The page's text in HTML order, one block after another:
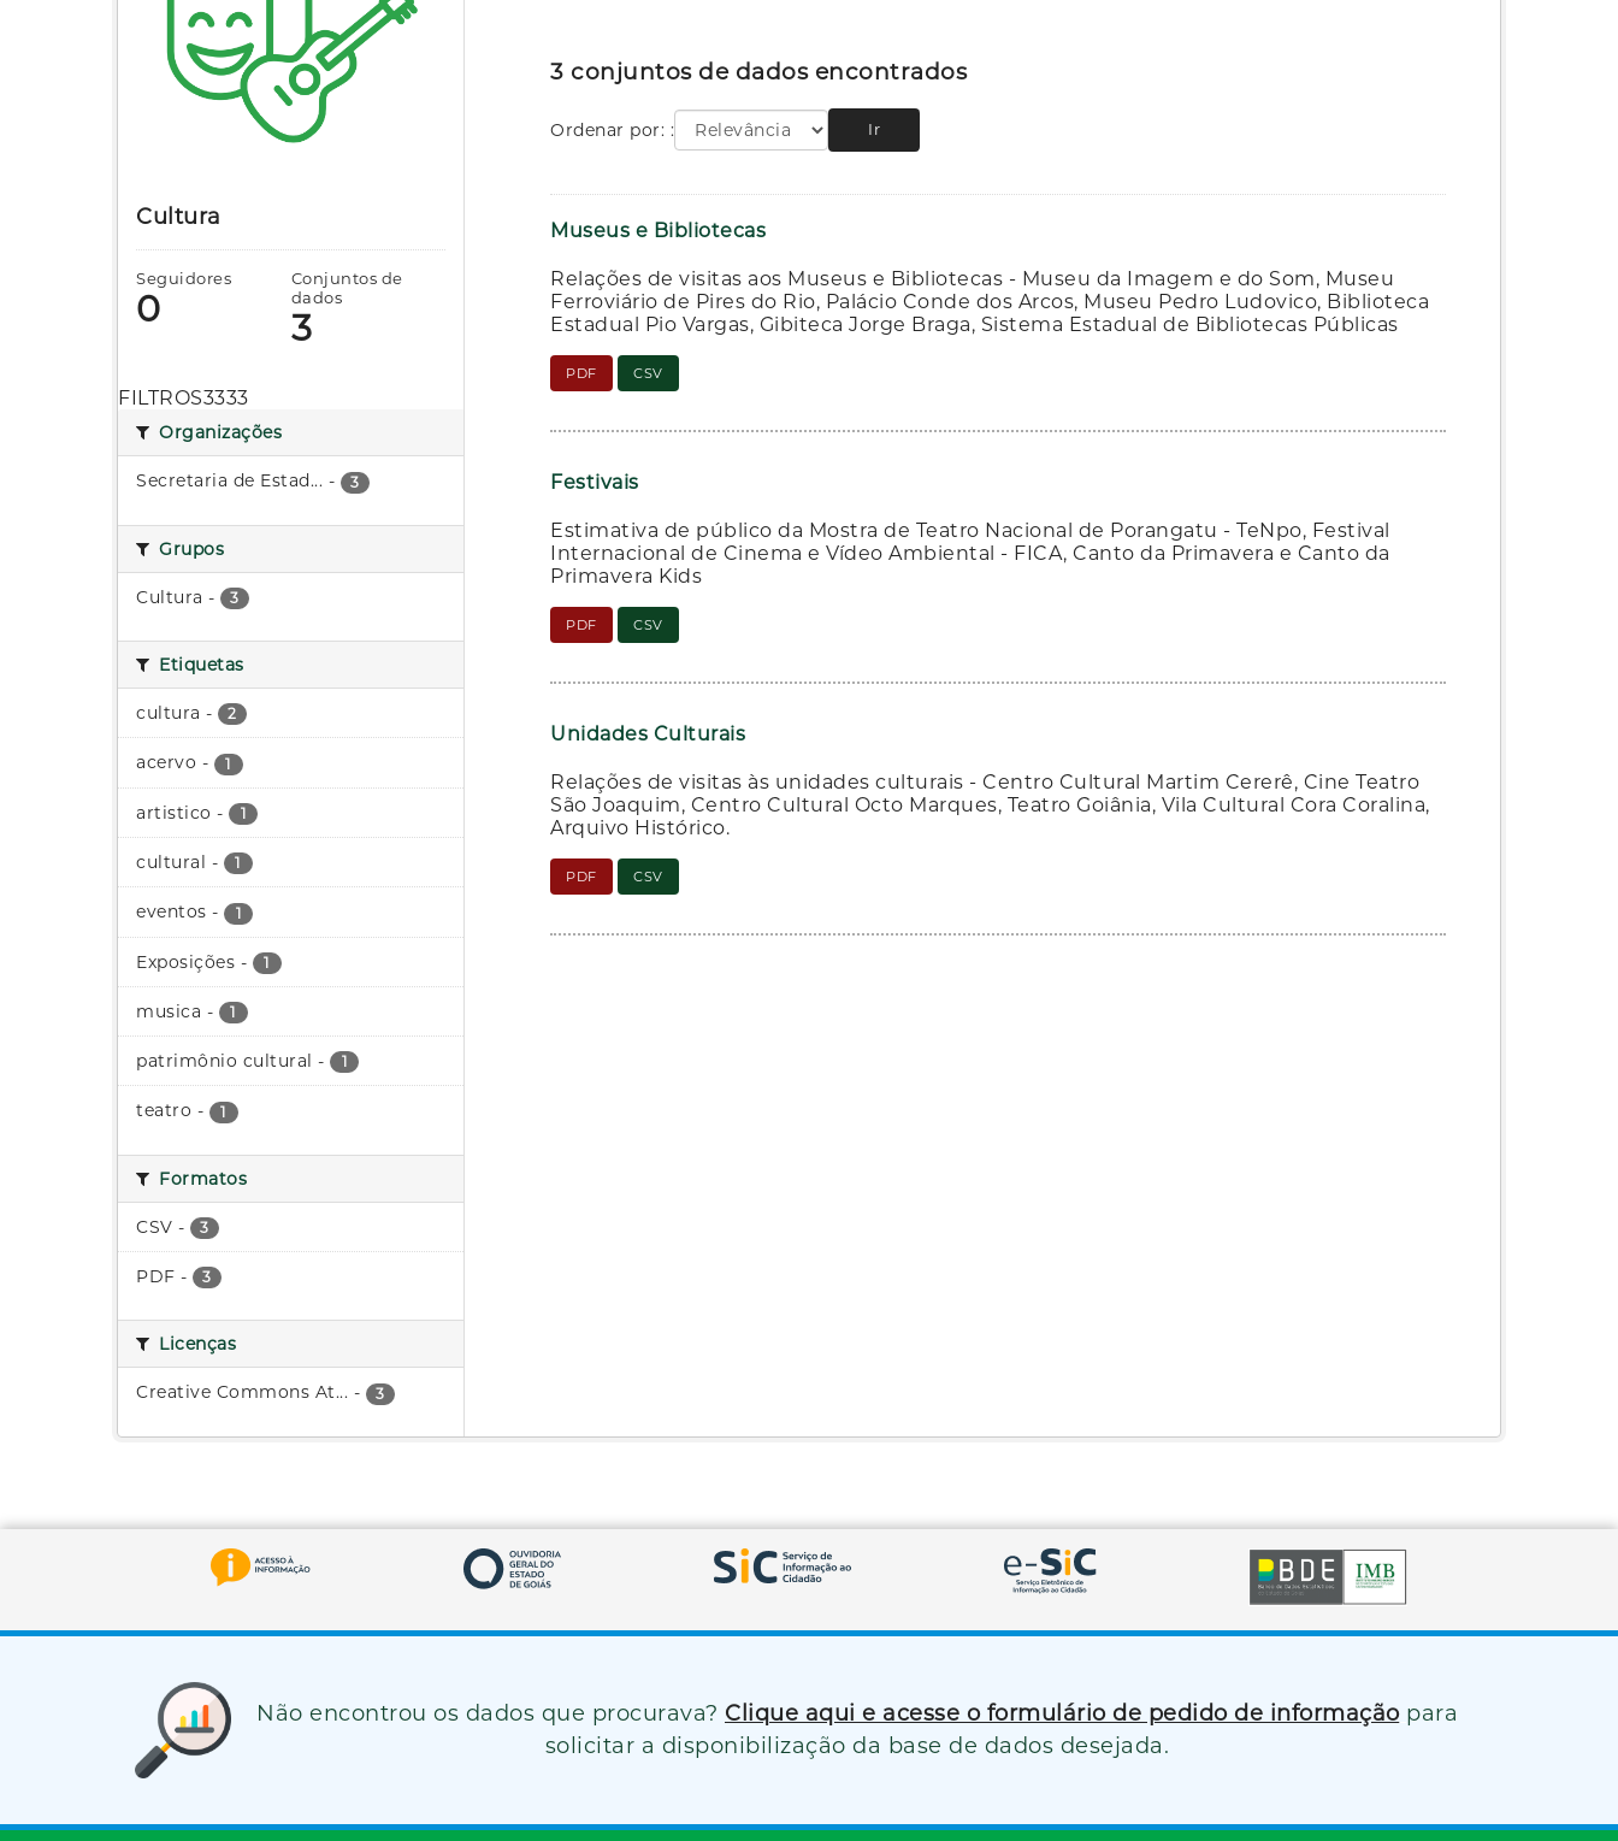
Cultura
Seguidores
0
Conjuntos de
dados
3
FILTROS3333
Organizações
Secretaria de Estad... - 3
Grupos
Cultura - 3
Etiquetas
cultura - 2
acervo - 1
artistico - 1
cultural - 1
eventos - 1
Exposições - 1
musica - 1
patrimônio cultural - 1
teatro - 1
Formatos
CSV - 3
PDF - 3
Licenças
Creative Commons At... - 3
3 conjuntos de dados encontrados
Ordenar por: Ir
Museus e Bibliotecas
Relações de visitas aos Museus e Bibliotecas - Museu da Imagem e do Som, Museu
Ferroviário de Pires do Rio, Palácio Conde dos Arcos, Museu Pedro Ludovico, Biblioteca
Estadual Pio Vargas, Gibiteca Jorge Braga, Sistema Estadual de Bibliotecas Públicas
PDF CSV
Festivais
Estimativa de público da Mostra de Teatro Nacional de Porangatu - TeNpo, Festival
Internacional de Cinema e Vídeo Ambiental - FICA, Canto da Primavera e Canto da
Primavera Kids
PDF CSV
Unidades Culturais
Relações de visitas às unidades culturais - Centro Cultural Martim Cererê, Cine Teatro
São Joaquim, Centro Cultural Octo Marques, Teatro Goiânia, Vila Cultural Cora Coralina,
Arquivo Histórico.
PDF CSV
Não encontrou os dados que procurava? Clique aqui e acesse o formulário de pedido de informação para
solicitar a disponibilização da base de dados desejada.